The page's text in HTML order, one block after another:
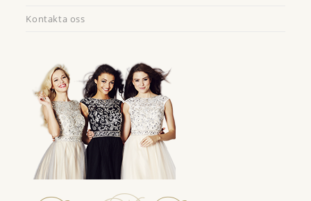
Kontakta oss